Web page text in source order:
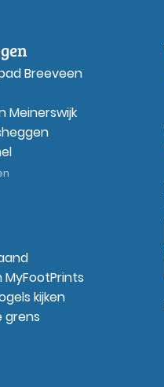
Breeveen
Meinerswijk
MyFootPrints
kijken
grens